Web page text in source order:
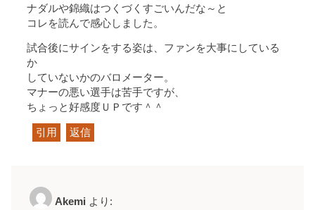
ナダルや錦織はつくづくすごいんだな～と
コレを読んで感心しました。
試合後にサインをする姿は、ファンを大事にしている
か
していないかのバロメーター。
マナーの悪い選手は苦手ですが、
ちょっと好感度ＵＰです＾＾
引用 返信
Akemi より: